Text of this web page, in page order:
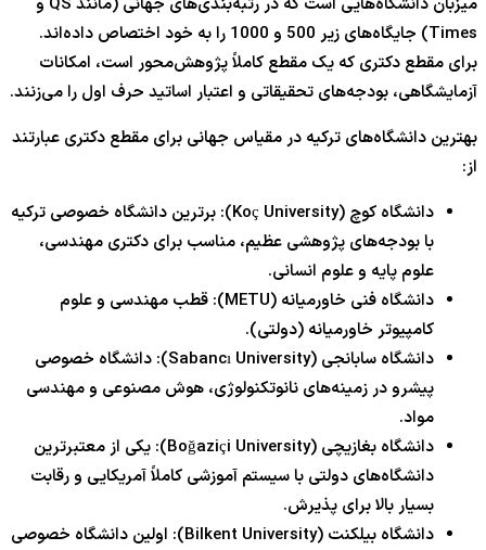
Times) جایگاه‌های زیر 500 و 1000 را به خود اختصاص داده‌اند.
برای مقطع دکتری که یک مقطع کاملاً پژوهش‌محور است، امکانات
آزمایشگاهی، بودجه‌های تحقیقاتی و اعتبار اساتید حرف اول را می‌زنند.
بهترین دانشگاه‌های ترکیه در مقیاس جهانی برای مقطع دکتری عبارتند
از:
دانشگاه کوچ (Koç University): برترین دانشگاه خصوصی ترکیه
با بودجه‌های پژوهشی عظیم، مناسب برای دکتری مهندسی،
علوم پایه و علوم انسانی.
دانشگاه فنی خاورمیانه (METU): قطب مهندسی و علوم
کامپیوتر خاورمیانه (دولتی).
دانشگاه سابانجی (Sabancı University): دانشگاه خصوصی
پیشرو در زمینه‌های نانوتکنولوژی، هوش مصنوعی و مهندسی
مواد.
دانشگاه بغازیچی (Boğaziçi University): یکی از معتبرترین
دانشگاه‌های دولتی با سیستم آموزشی کاملاً آمریکایی و رقابت
بسیار بالا برای پذیرش.
دانشگاه بیلکنت (Bilkent University): اولین دانشگاه خصوصی